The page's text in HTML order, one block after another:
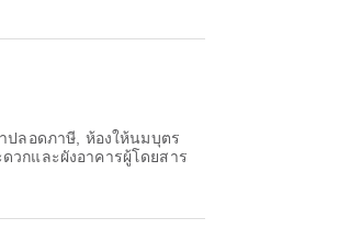
ปลอดภาษี, ห้องให้นมบุตร
วกและผังอาคารผู้โดยสาร